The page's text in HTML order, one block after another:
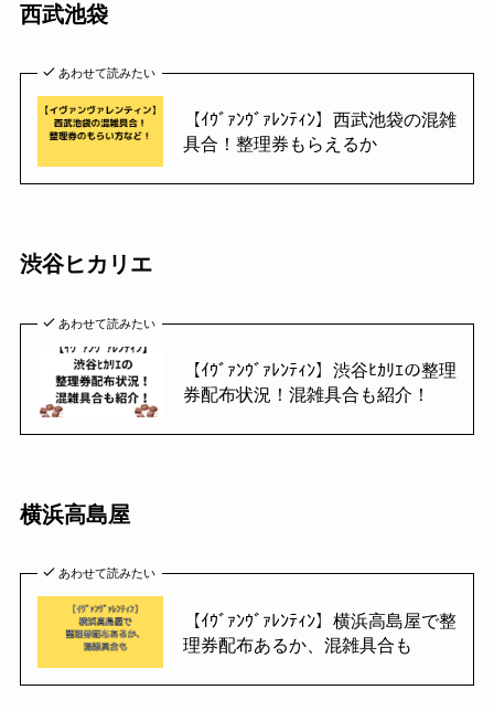
西武池袋
あわせて読みたい
【ｲｳﾞｧﾝｳﾞｧﾚﾝﾃｨﾝ】西武池袋の混雑
具合！整理券もらえるか
渋谷ヒカリエ
あわせて読みたい
【ｲｳﾞｧﾝｳﾞｧﾚﾝﾃｨﾝ】渋谷ﾋｶﾘｴの整理
券配布状況！混雑具合も紹介！
横浜高島屋
あわせて読みたい
【ｲｳﾞｧﾝｳﾞｧﾚﾝﾃｨﾝ】横浜高島屋で整
理券配布あるか、混雑具合も